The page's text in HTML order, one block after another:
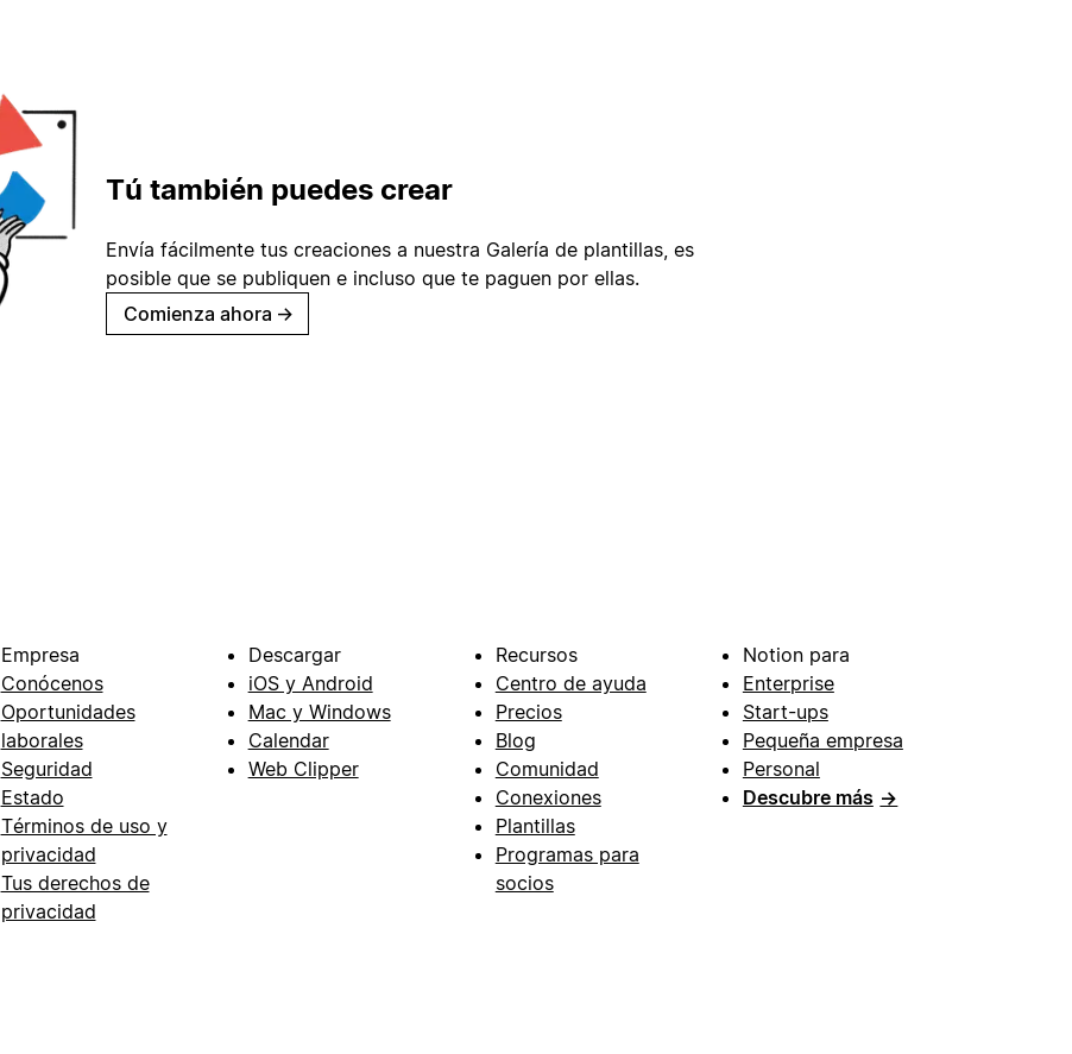
Tú también puedes crear
Envía fácilmente tus creaciones a nuestra Galería de plantillas, es
posible que se publiquen e incluso que te paguen por ellas.
Comienza ahora →
Empresa
Conócenos
Oportunidades
laborales
Seguridad
Estado
Términos de uso y
privacidad
Tus derechos de
privacidad
Descargar
iOS y Android
Mac y Windows
Calendar
Web Clipper
Recursos
Centro de ayuda
Precios
Blog
Comunidad
Conexiones
Plantillas
Programas para
socios
Notion para
Enterprise
Start-ups
Pequeña empresa
Personal
Descubre más →